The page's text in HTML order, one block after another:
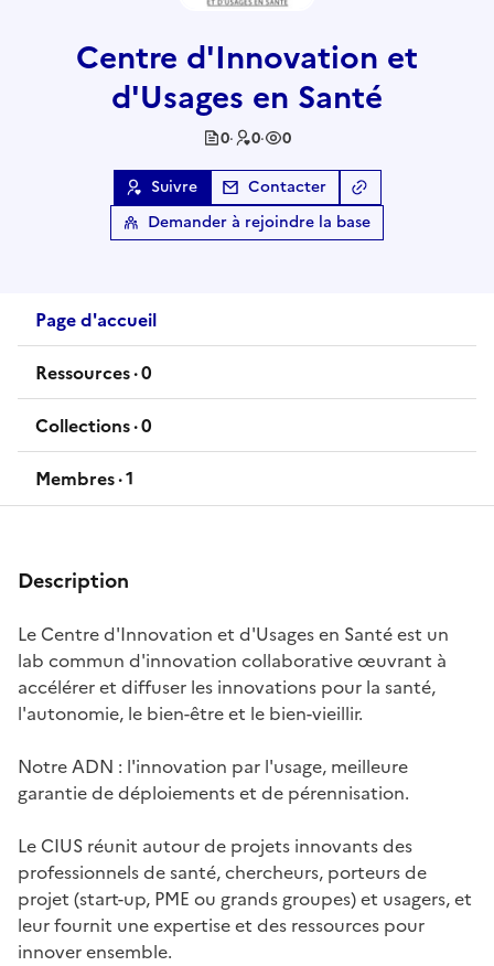
Centre d'Innovation et
d'Usages en Santé
0· 0· 0
Suivre Contacter Copier le lien
Demander à rejoindre la base
Page d'accueil
Ressources ·0
ressources
Collections ·0
collections
Membres ·1
membres
Description
Le Centre d'Innovation et d'Usages en Santé est un
lab commun d'innovation collaborative œuvrant à
accélérer et diffuser les innovations pour la santé,
l'autonomie, le bien-être et le bien-vieillir.
Notre ADN : l'innovation par l'usage, meilleure
garantie de déploiements et de pérennisation.
Le CIUS réunit autour de projets innovants des
professionnels de santé, chercheurs, porteurs de
projet (start-up, PME ou grands groupes) et usagers, et
leur fournit une expertise et des ressources pour
innover ensemble.